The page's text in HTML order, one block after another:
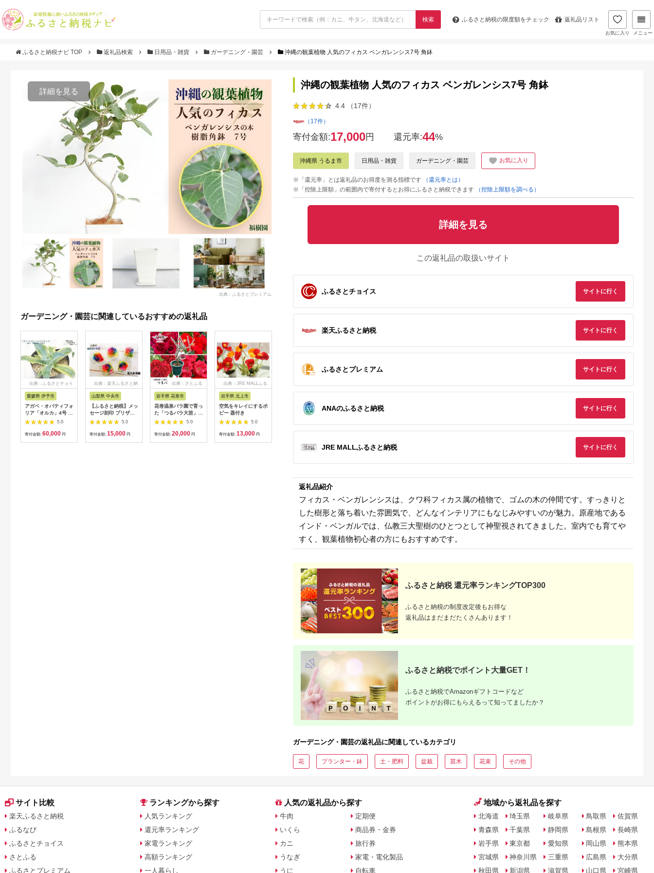
検索 ふるさと納税の限度額をチェック 返礼品リスト
お気に入り メニュー
ふるさと納税ナビ TOP 返礼品検索 日用品・雑貨 ガーデニング・園芸 沖縄の観葉植物 人気のフィカス ベンガレンシス7号 角鉢
詳細を見る
出典：ふるさとプレミアム
ガーデニング・園芸に関連しているおすすめの返礼品
出典：ふるさとチョイ
愛媛県 伊予市
アガベ・オバティフォ
リア「オルカ」4号 四
国ガーデン 人気 多肉
植物 インテリア 観葉
植物 グリーン リラッ
5.0
寄付金額: 60,000 円
出典：楽天ふるさと納
山梨県 中央市
【ふるさと納税】メッ
セージ刻印 プリザー
ブドフラワー レイン
ボーローズ クリアボ
ックス 5色 / なないろ
5.0
寄付金額: 15,000 円
出典：さとふる
岩手県 花巻市
花巻温泉バラ園で育っ
た「つるバラ大苗」7
号サイズ -赤-
5.0
寄付金額: 20,000 円
出典：JRE MALLふる
岩手県 北上市
空気をキレイにするポ
ピー 器付き
5.0
寄付金額: 13,000 円
【ふるさと納税】おま
かせ中輪胡蝶蘭 2本
0124】
【ふるさと納税】胡蝶
蘭 ザルツマン 2本立
ド付》還暦 お祝い 当
日 商売繁盛 記念
植物 プラント 苗木 人
さ40cm前後 3本セ
信州八ヶ岳の麓から贈
るドライフラワーリー
スS(淡イエロー)
【1662064】
【ふるさと納税】ド
イフラワー 桜 ボトル
フラワー ソメイヨシ
ノ 満開の桜のように
れ 花 インテリア 生
沖縄の観葉植物 人気のフィカス ベンガレンシス7号 角鉢
4.4 （17件）
（17件）
寄付金額:17,000円 還元率:44%
沖縄県 うるま市 日用品・雑貨 ガーデニング・園芸 お気に入り
※「還元率」とは返礼品のお得度を測る指標です
（還元率とは）
※「控除上限額」の範囲内で寄付するとお得にふるさと納税できます
（控除上限額を調べる）
詳細を見る
この返礼品の取扱いサイト
ふるさとチョイス サイトに行く
楽天ふるさと納税 サイトに行く
ふるさとプレミアム サイトに行く
ANAのふるさと納税 サイトに行く
JRE MALLふるさと納税 サイトに行く
返礼品紹介
フィカス・ベンガレンシスは、クワ科フィカス属の植物で、ゴムの木の仲間です。すっきりと
した樹形と落ち着いた雰囲気で、どんなインテリアにもなじみやすいのが魅力。原産地である
インド・ベンガルでは、仏教三大聖樹のひとつとして神聖視されてきました。室内でも育てや
すく、観葉植物初心者の方にもおすすめです。
ふるさと納税 還元率ランキングTOP300
ふるさと納税の制度改定後もお得な
返礼品はまだまだたくさんあります！
ふるさと納税でポイント大量GET！
ふるさと納税でAmazonギフトコードなど
ポイントがお得にもらえるって知ってましたか？
ガーデニング・園芸の返礼品に関連しているカテゴリ
花 プランター・鉢 土・肥料 盆栽 苗木 花束 その他
サイト比較
楽天ふるさと納税
ふるなび
ふるさとチョイス
さとふる
ふるさとプレミアム
ランキングから探す
人気ランキング
還元率ランキング
家電ランキング
高額ランキング
一人暮らし
人気の返礼品から探す
牛肉
いくら
カニ
うなぎ
うに
定期便
商品券・金券
旅行券
家電・電化製品
自転車
地域から返礼品を探す
北海道
青森県
岩手県
宮城県
秋田県
埼玉県
千葉県
東京都
神奈川県
新潟県
岐阜県
静岡県
愛知県
三重県
滋賀県
鳥取県
島根県
岡山県
広島県
山口県
佐賀県
長崎県
熊本県
大分県
宮崎県